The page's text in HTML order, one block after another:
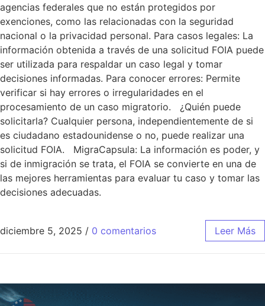
agencias federales que no están protegidos por
exenciones, como las relacionadas con la seguridad
nacional o la privacidad personal. Para casos legales: La
información obtenida a través de una solicitud FOIA puede
ser utilizada para respaldar un caso legal y tomar
decisiones informadas. Para conocer errores: Permite
verificar si hay errores o irregularidades en el
procesamiento de un caso migratorio. ¿Quién puede
solicitarla? Cualquier persona, independientemente de si
es ciudadano estadounidense o no, puede realizar una
solicitud FOIA. MigraCapsula: La información es poder, y
si de inmigración se trata, el FOIA se convierte en una de
las mejores herramientas para evaluar tu caso y tomar las
decisiones adecuadas.
diciembre 5, 2025 / 0 comentarios Leer Más